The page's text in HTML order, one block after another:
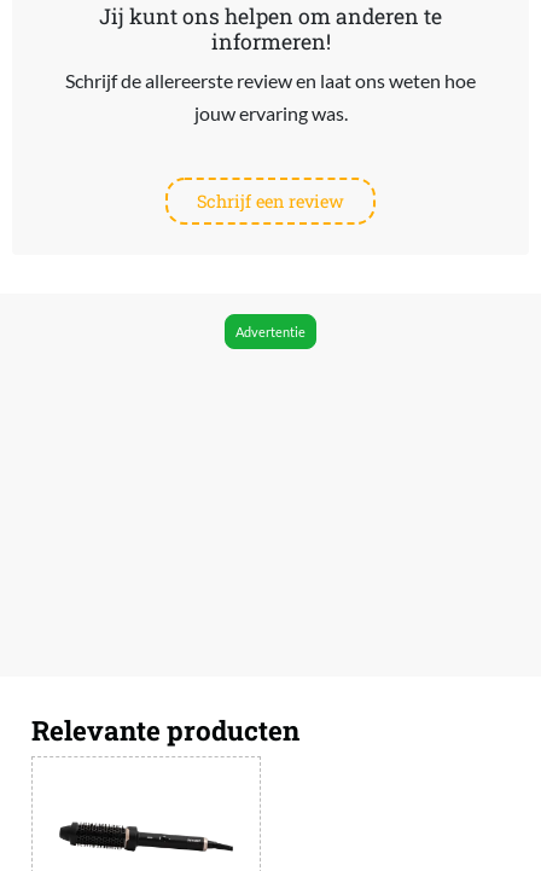
Jij kunt ons helpen om anderen te
informeren!
Schrijf de allereerste review en laat ons weten hoe
jouw ervaring was.
Schrijf een review
Advertentie
Relevante producten